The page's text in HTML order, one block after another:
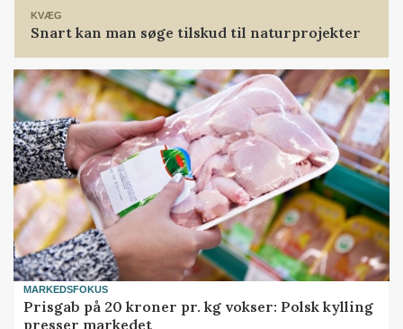
KVÆG
Snart kan man søge tilskud til naturprojekter
MARKEDSFOKUS
Prisgab på 20 kroner pr. kg vokser: Polsk kylling
presser markedet